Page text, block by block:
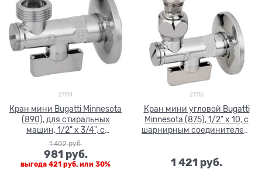
21114
Кран мини Bugatti Minnesota
(890), для стиральных
машин, 1/2" х 3/4", с
фильтром и розеткой
1 402 руб.
981 руб.
выгода 421 руб. или 30%
21115
Кран мини угловой Bugatti
Minnesota (875), 1/2" х 10, с
шарнирным соединителем,
1 421 руб.